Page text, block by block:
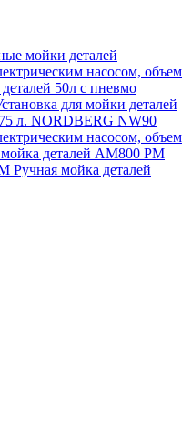
мойки деталей
насосом, объем
50л с пневмо
для мойки деталей
л. NORDBERG NW90
насосом, объем
мойка деталей АМ800 РМ
Ручная мойка деталей